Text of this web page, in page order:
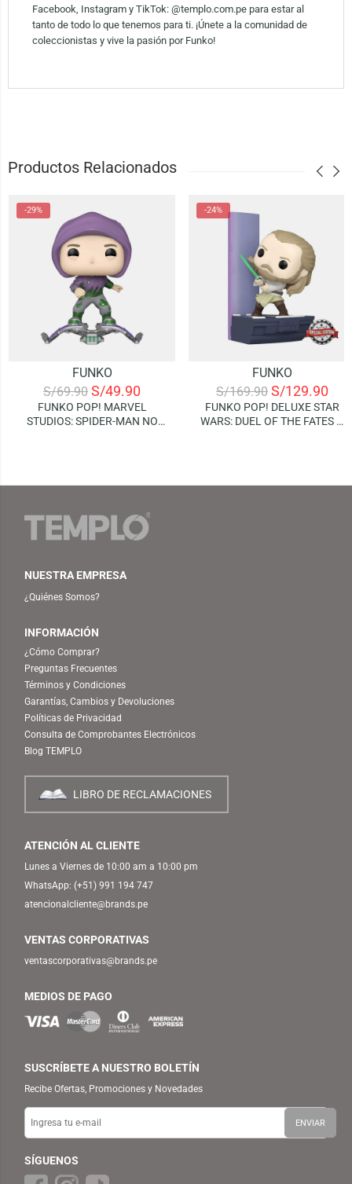
Facebook, Instagram y TikTok: @templo.com.pe para estar al
tanto de todo lo que tenemos para ti. ¡Únete a la comunidad de
coleccionistas y vive la pasión por Funko!
Productos Relacionados
-29%
FUNKO
S/69.90 S/49.90
FUNKO POP! MARVEL
STUDIOS: SPIDER-MAN NO
-24%
FUNKO
S/169.90 S/129.90
FUNKO POP! DELUXE STAR
WARS: DUEL OF THE FATES –
NUESTRA EMPRESA
¿Quiénes Somos?
INFORMACIÓN
¿Cómo Comprar?
Preguntas Frecuentes
Términos y Condiciones
Garantías, Cambios y Devoluciones
Políticas de Privacidad
Consulta de Comprobantes Electrónicos
Blog TEMPLO
LIBRO DE RECLAMACIONES
ATENCIÓN AL CLIENTE
Lunes a Viernes de 10:00 am a 10:00 pm
WhatsApp: (+51) 991 194 747
atencionalcliente@brands.pe
VENTAS CORPORATIVAS
ventascorporativas@brands.pe
MEDIOS DE PAGO
SUSCRÍBETE A NUESTRO BOLETÍN
Recibe Ofertas, Promociones y Novedades
SÍGUENOS